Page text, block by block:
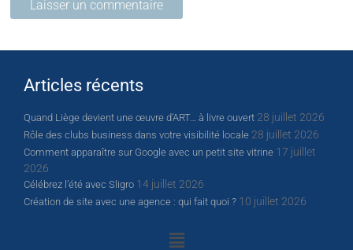
Articles récents
Quand Liège devient une œuvre d’ART… à livre ouvert 28 juillet 2026
Rôle des clubs business dans votre visibilité locale 28 juillet 2026
Comment apparaître sur Google avec un petit site vitrine 17 juillet
2026
Célébrez l’été avec Sligro 14 juillet 2026
Création de site avec une agence : qui fait quoi ? 10 juillet 2026